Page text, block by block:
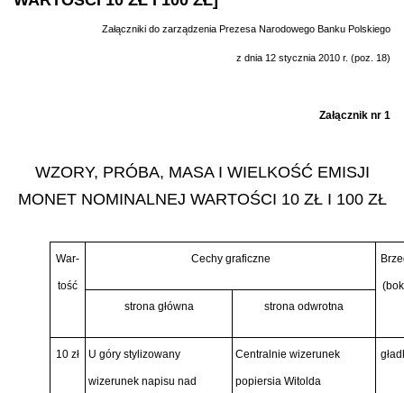
Załączniki do zarządzenia Prezesa Narodowego Banku Polskiego
z dnia 12 stycznia 2010 r. (poz. 18)
Załącznik nr 1
WZORY, PRÓBA, MASA I WIELKOŚĆ EMISJI
MONET NOMINALNEJ WARTOŚCI 10 ZŁ I 100 ZŁ
War-
tość
Cechy graficzne
strona główna
strona odwrotna
10 zł U góry stylizowany
wizerunek napisu nad
Centralnie wizerunek
popiersia Witolda